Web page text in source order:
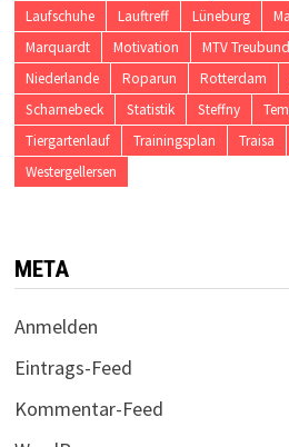
Laufschuhe
Lauftreff Lüneburg
Marquardt
Motivation MTV Treubund
Niederlande
Roparun Rotterdam
Scharnebeck
Statistik Steffny
Tiergartenlauf
Trainingsplan Traisa
Westergellersen
META
Anmelden
Eintrags-Feed
Kommentar-Feed